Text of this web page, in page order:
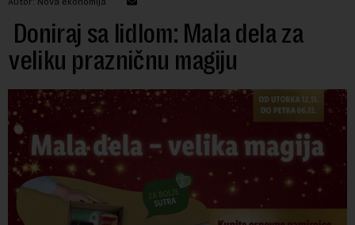
Doniraj sa lidlom: Mala dela za
veliku prazničnu magiju